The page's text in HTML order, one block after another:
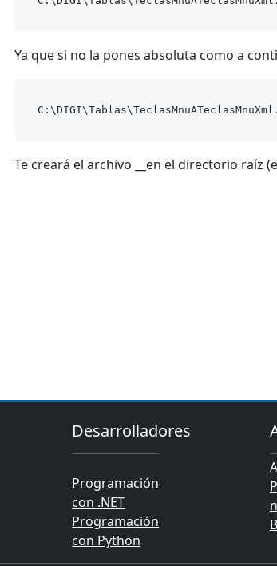
Ya que si no la pones absoluta como a
Te creará el archivo __en el directorio raíz
Desarrolladores
Programación
con .NET
Programación
con Python